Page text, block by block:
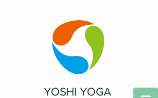
YOSHI YOGA